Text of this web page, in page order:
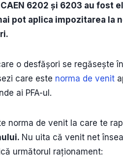
6202 și 6203 au fost
pot aplica impozitarea la
o desfășori se regăsește
care este norma de venit
ai PFA-ul.
norma de venit la care te
Nu uita că venit net
următorul raționament: